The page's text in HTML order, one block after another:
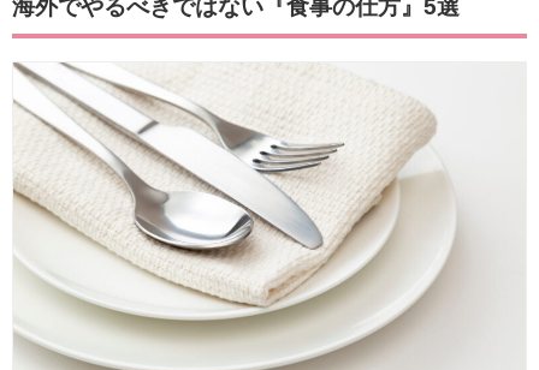
海外でやるべきではない『食事の仕方』5選